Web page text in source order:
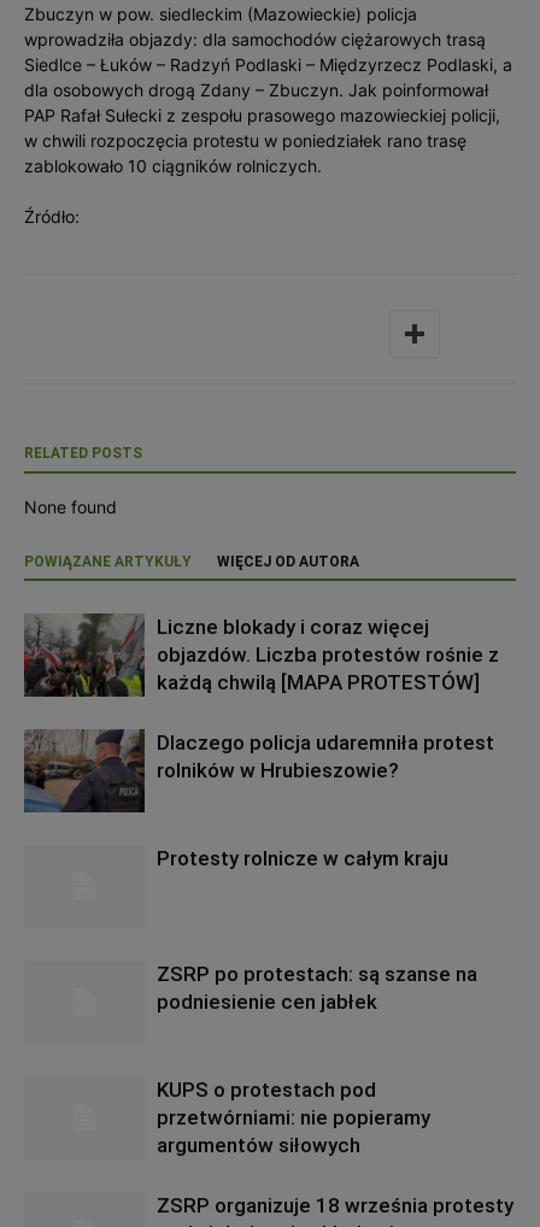
Zbuczyn w pow. siedleckim (Mazowieckie) policja
wprowadziła objazdy: dla samochodów ciężarowych trasą
Siedlce – Łuków – Radzyń Podlaski – Międzyrzecz Podlaski, a
dla osobowych drogą Zdany – Zbuczyn. Jak poinformował
PAP Rafał Sułecki z zespołu prasowego mazowieckiej policji,
w chwili rozpoczęcia protestu w poniedziałek rano trasę
zablokowało 10 ciągników rolniczych.
Źródło:
RELATED POSTS
None found
POWIĄZANE ARTYKUŁY WIĘCEJ OD AUTORA
Liczne blokady i coraz więcej
objazdów. Liczba protestów rośnie z
każdą chwilą [MAPA PROTESTÓW]
Dlaczego policja udaremniła protest
rolników w Hrubieszowie?
Protesty rolnicze w całym kraju
ZSRP po protestach: są szanse na
podniesienie cen jabłek
KUPS o protestach pod
przetwórniami: nie popieramy
argumentów siłowych
ZSRP organizuje 18 września protesty